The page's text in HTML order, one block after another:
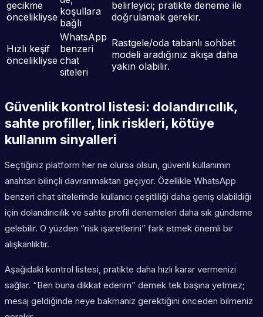
gecikme
öncelikliyse koşullara
bağlı
belirleyici; pratikte deneme ile
doğrulamak gerekir.
Hızlı keşif
öncelikliyse
WhatsApp
benzeri
chat
siteleri
Rastgele/oda tabanlı sohbet
modeli aradığınız akışa daha
yakın olabilir.
Güvenlik kontrol listesi: dolandırıcılık,
sahte profiller, link riskleri, kötüye
kullanım sinyalleri
Seçtiğiniz platform her ne olursa olsun, güvenli kullanımın
anahtarı bilinçli davranmaktan geçiyor. Özellikle WhatsApp
benzeri chat sitelerinde kullanıcı çeşitliliği daha geniş olabildiği
için dolandırıcılık ve sahte profil denemeleri daha sık gündeme
gelebilir. O yüzden “risk işaretlerini” fark etmek önemli bir
alışkanlıktır.
Aşağıdaki kontrol listesi, pratikte daha hızlı karar vermenizi
sağlar. “Ben buna dikkat ederim” demek tek başına yetmez;
mesaj geldiğinde neye bakmanız gerektiğini önceden bilmeniz